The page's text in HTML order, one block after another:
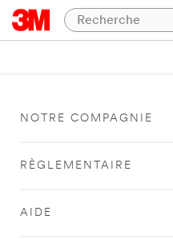
NOTRE COMPAGNIE
RÈGLEMENTAIRE
AIDE